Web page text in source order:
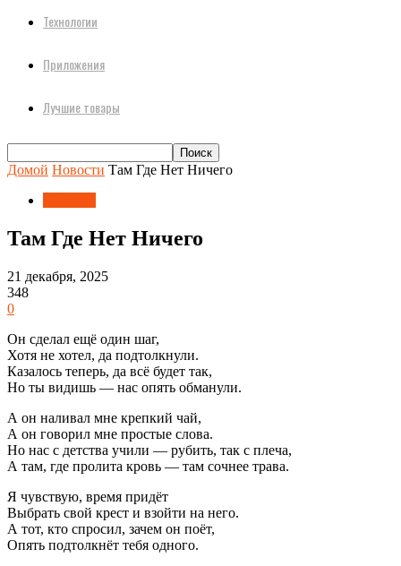
Технологии
Приложения
Лучшие товары
Домой Новости Там Где Нет Ничего
Там Где Нет Ничего
21 декабря, 2025
348
0
Он сделал ещё один шаг,
Хотя не хотел, да подтолкнули.
Казалось теперь, да всё будет так,
Но ты видишь — нас опять обманули.
А он наливал мне крепкий чай,
А он говорил мне простые слова.
Но нас с детства учили — рубить, так с плеча,
А там, где пролита кровь — там сочнее трава.
Я чувствую, время придёт
Выбрать свой крест и взойти на него.
А тот, кто спросил, зачем он поёт,
Опять подтолкнёт тебя одного.